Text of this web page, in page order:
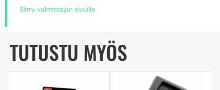
Siirry valmistajan sivuille
TUTUSTU MYÖS